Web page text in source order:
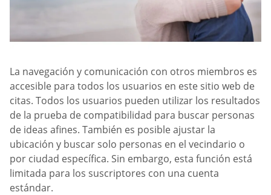
La navegación y comunicación con otros miembros es
accesible para todos los usuarios en este sitio web de
citas. Todos los usuarios pueden utilizar los resultados
de la prueba de compatibilidad para buscar personas
de ideas afines. También es posible ajustar la
ubicación y buscar solo personas en el vecindario o
por ciudad específica. Sin embargo, esta función está
limitada para los suscriptores con una cuenta
estándar.